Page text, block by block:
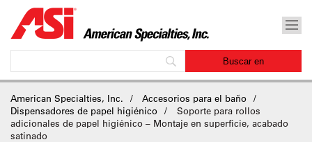
American Specialties, Inc.
Accesorios para el baño
Dispensadores de papel higiénico
Soporte para rollos
adicionales de papel higiénico – Montaje en superficie, acabado
satinado